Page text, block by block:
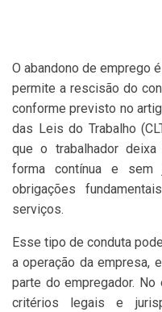
O abandono de emprego
permite a rescisão do
conforme previsto no
das Leis do Trabalho
que o trabalhador
forma contínua e sem
obrigações
serviços.
Esse tipo de conduta
a operação da empresa,
parte do empregador.
critérios legais e